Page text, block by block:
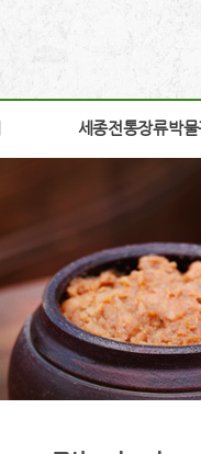
세종전통장류박물
세종전통장류박물
학술연구
자료실
열린공간